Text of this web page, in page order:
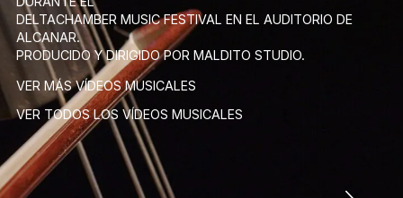
DELTACHAMBER MUSIC FESTIVAL EN EL AUDITORIO DE
ALCANAR.
PRODUCIDO Y DIRIGIDO POR MALDITO STUDIO.
VER MÁS VÍDEOS MUSICALES
VER TODOS LOS VÍDEOS MUSICALES